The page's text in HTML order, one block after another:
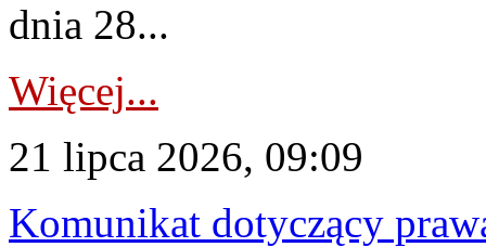
dnia 28...
Więcej...
21 lipca 2026, 09:09
Komunikat dotyczący